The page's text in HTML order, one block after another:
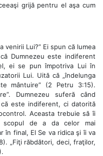
grijă pentru el aşa cum
venirii Lui?” Ei spun că lumea
Dumnezeu este indiferent
ei se pun împotriva Lui în
Lui. Uită că „îndelunga
mântuire” (2 Petru 3:15).
Dumnezeu suferă când
este indiferent, ci datorită
Aceasta trebuie să îi
scopul de a da celor mai
în final, El Se va ridica şi îi va
„Fiţi răbdători, deci, fraţilor,